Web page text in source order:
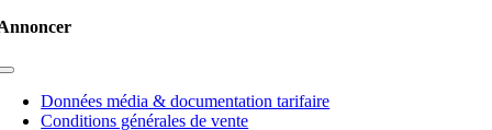
Toggle
NavigationDonnées média & documentation tarifaire
Conditions générales de vente